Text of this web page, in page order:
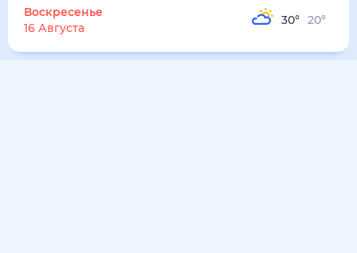
Воскресенье
16 Августа
30° 20°